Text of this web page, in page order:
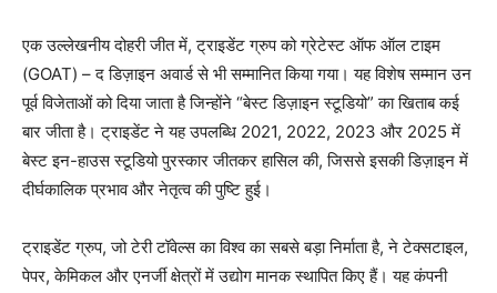
एक उल्लेखनीय दोहरी जीत में, ट्राइडेंट ग्रुप को ग्रेटेस्ट ऑफ ऑल टाइम
(GOAT) – द डिज़ाइन अवार्ड से भी सम्मानित किया गया। यह विशेष सम्मान उन
पूर्व विजेताओं को दिया जाता है जिन्होंने “बेस्ट डिज़ाइन स्टूडियो” का खिताब कई
बार जीता है। ट्राइडेंट ने यह उपलब्धि 2021, 2022, 2023 और 2025 में
बेस्ट इन-हाउस स्टूडियो पुरस्कार जीतकर हासिल की, जिससे इसकी डिज़ाइन में
दीर्घकालिक प्रभाव और नेतृत्व की पुष्टि हुई।
ट्राइडेंट ग्रुप, जो टेरी टॉवेल्स का विश्व का सबसे बड़ा निर्माता है, ने टेक्सटाइल,
पेपर, केमिकल और एनर्जी क्षेत्रों में उद्योग मानक स्थापित किए हैं। यह कंपनी